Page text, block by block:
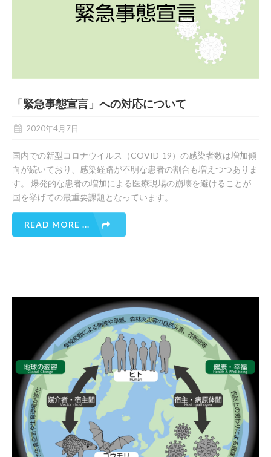
「緊急事態宣言」への対応について
2020年4月7日
国内での新型コロナウイルス（COVID-19）の感染者数は増加傾
向が続いており、感染経路が不明な患者の割合も増えつつありま
す。 爆発的な患者の増加による医療現場の崩壊を避けることが
国を挙げての最重要課題となっています。
READ MORE ...